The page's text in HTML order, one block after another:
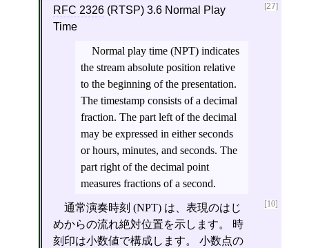
[27]
RFC 2326(RTSP) 3.6 Normal Play
Time
Normal play time (NPT) indicates
the stream absolute position relative
to the beginning of the presentation.
The timestamp consists of a decimal
fraction. The part left of the decimal
may be expressed in either seconds
or hours, minutes, and seconds. The
part right of the decimal point
measures fractions of a second.
[10]
通常演奏時刻 (NPT) は、表現のはじ
めからの流れ絶対位置を示します。 時
刻印は小数値で構成します。 小数点の